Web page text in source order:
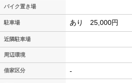
バイク置き場
駐車場 あり 25,000円
近隣駐車場
周辺環境
借家区分 -